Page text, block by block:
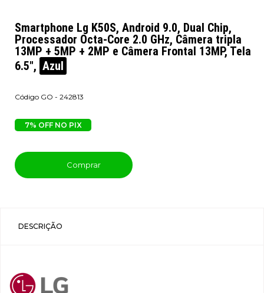
Smartphone Lg K50S, Android 9.0, Dual Chip,
Processador Octa-Core 2.0 GHz, Câmera tripla
13MP + 5MP + 2MP e Câmera Frontal 13MP, Tela
6.5", Azul
GO - 242813
7% OFF NO PIX
Comprar
DESCRIÇÃO